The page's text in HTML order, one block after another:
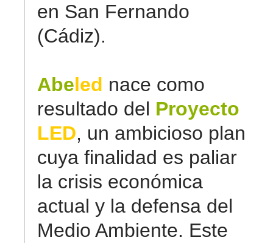
en San Fernando
(Cádiz).
Abeled nace como
resultado del Proyecto
LED, un ambicioso plan
cuya finalidad es paliar
la crisis económica
actual y la defensa del
Medio Ambiente. Este